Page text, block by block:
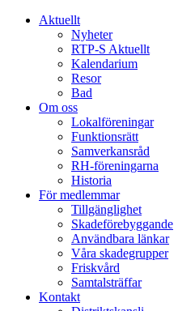
Aktuellt
Nyheter
RTP-S Aktuellt
Kalendarium
Resor
Bad
Om oss
Lokalföreningar
Funktionsrätt
Samverkansråd
RH-föreningarna
Historia
För medlemmar
Tillgänglighet
Skadeförebyggande
Användbara länkar
Våra skadegrupper
Friskvård
Samtalsträffar
Kontakt